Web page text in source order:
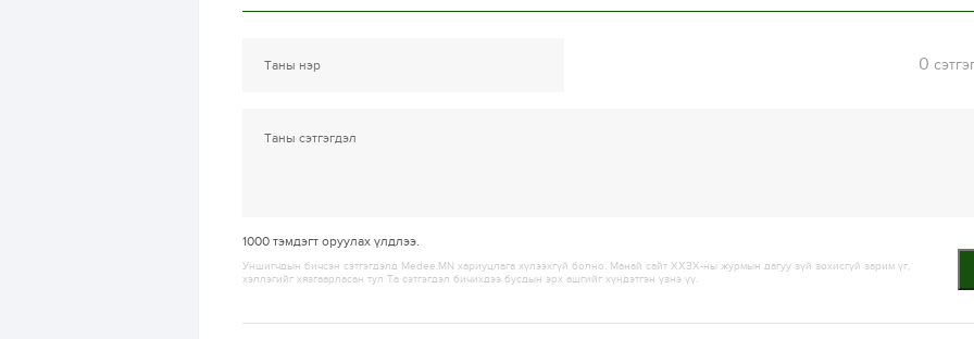
0
1000 тэмдэгт оруулах үлдлээ.
Уншигчдын бичсэн сэтгэгдэлд Medee.MN хариуцлага хүлээхгүй болно. Манай сайт ХХЗХ-ны журмын дагуу зүй зохисгүй зарим үг,
хэллэгийг хязгаарласан тул Та сэтгэгдэл бичихдээ бусдын эрх ашгийг хүндэтгэн үзнэ үү.